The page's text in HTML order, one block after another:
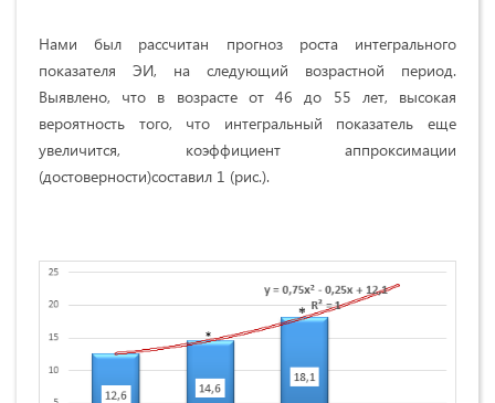
Нами был рассчитан прогноз роста интегрального
показателя ЭИ, на следующий возрастной период.
Выявлено, что в возрасте от 46 до 55 лет, высокая
вероятность того, что интегральный показатель еще
увеличится, коэффициент аппроксимации
(достоверности)составил 1 (рис.).